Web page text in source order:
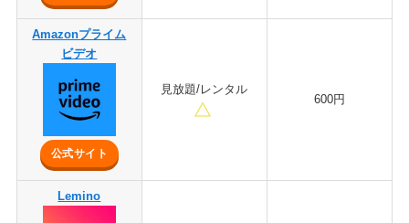
Amazonプライム
ビデオ
公式サイト
見放題/レンタル
600円
Lemino